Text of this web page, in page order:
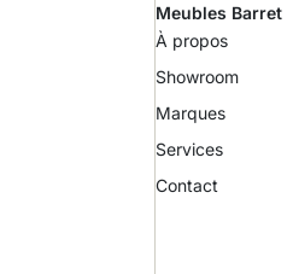
Meubles Barret
À propos
Showroom
Marques
Services
Contact